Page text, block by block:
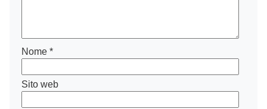
Nome *
Sito web